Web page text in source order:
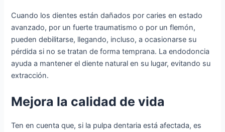
Cuando los dientes están dañados por caries en estado
avanzado, por un fuerte traumatismo o por un flemón,
pueden debilitarse, llegando, incluso, a ocasionarse su
pérdida si no se tratan de forma temprana. La endodoncia
ayuda a mantener el diente natural en su lugar, evitando su
extracción.
Mejora la calidad de vida
Ten en cuenta que, si la pulpa dentaria está afectada, es